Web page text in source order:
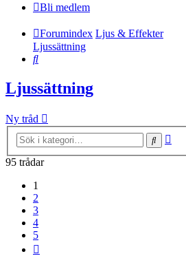
Bli medlem
Forumindex Ljus & Effekter
Ljussättning
Sök
Ljussättning
Ny tråd
Sök
95 trådar
1
2
3
4
5